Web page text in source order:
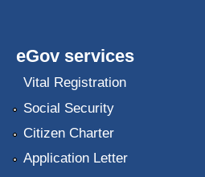
eGov services
Vital Registration
Social Security
Citizen Charter
Application Letter